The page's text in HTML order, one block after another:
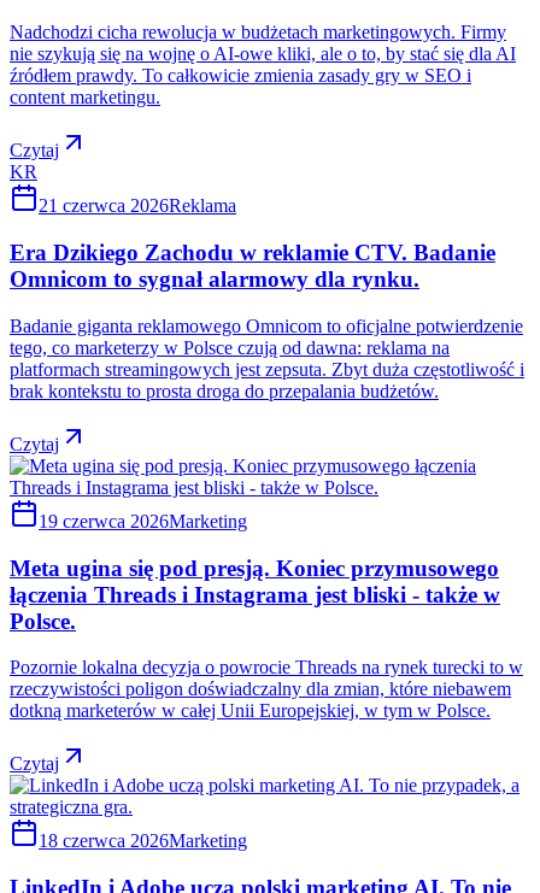
Nadchodzi cicha rewolucja w budżetach marketingowych. Firmy
nie szykują się na wojnę o AI-owe kliki, ale o to, by stać się dla AI
źródłem prawdy. To całkowicie zmienia zasady gry w SEO i
content marketingu.
Czytaj
KR
21 czerwca 2026Reklama
Era Dzikiego Zachodu w reklamie CTV. Badanie
Omnicom to sygnał alarmowy dla rynku.
Badanie giganta reklamowego Omnicom to oficjalne potwierdzenie
tego, co marketerzy w Polsce czują od dawna: reklama na
platformach streamingowych jest zepsuta. Zbyt duża częstotliwość i
brak kontekstu to prosta droga do przepalania budżetów.
Czytaj
19 czerwca 2026Marketing
Meta ugina się pod presją. Koniec przymusowego
łączenia Threads i Instagrama jest bliski - także w
Polsce.
Pozornie lokalna decyzja o powrocie Threads na rynek turecki to w
rzeczywistości poligon doświadczalny dla zmian, które niebawem
dotkną marketerów w całej Unii Europejskiej, w tym w Polsce.
Czytaj
18 czerwca 2026Marketing
LinkedIn i Adobe uczą polski marketing AI. To nie